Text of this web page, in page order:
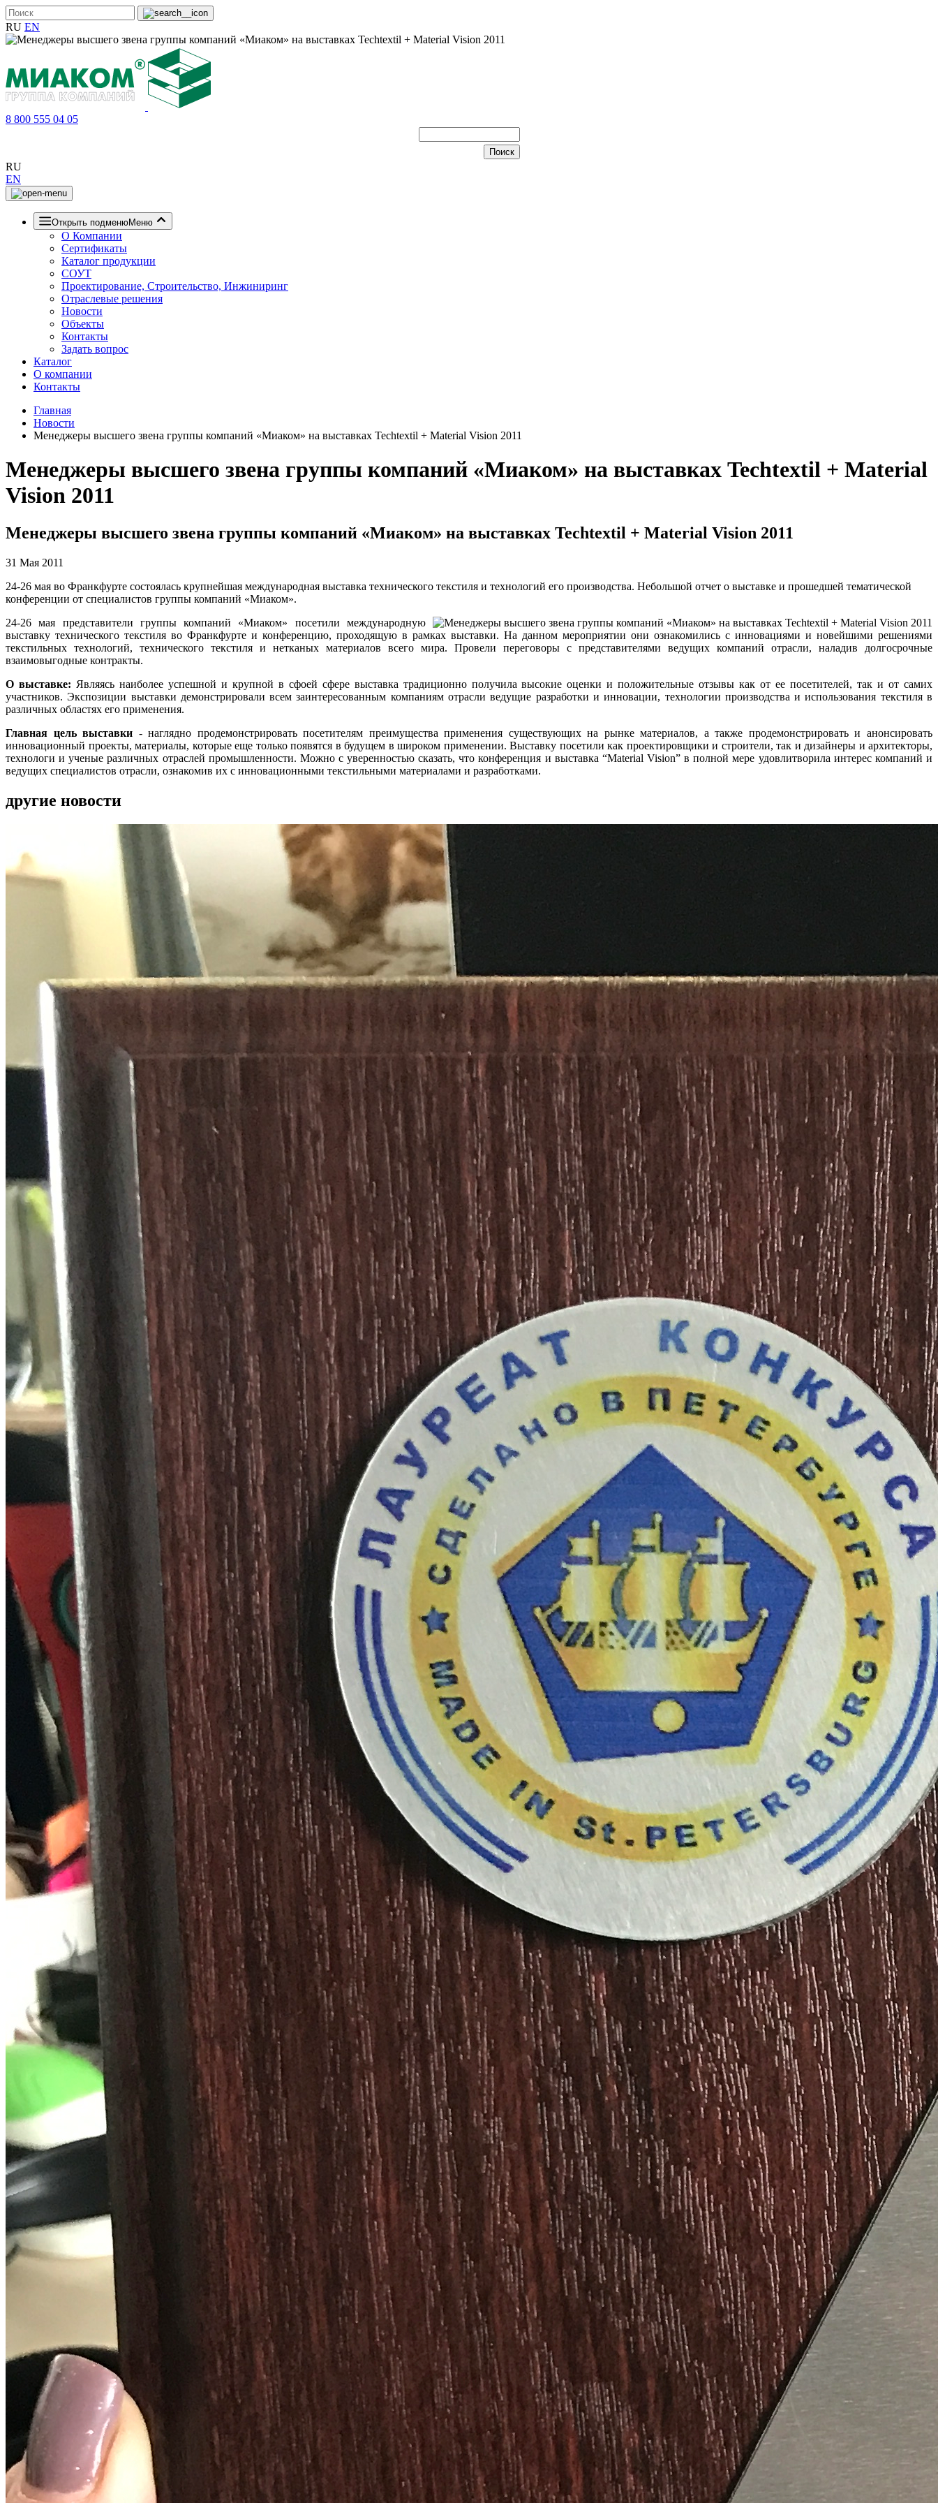
RU EN
8 800 555 04 05
RU
EN
Открыть подменюМеню
О Компании
Сертификаты
Каталог продукции
СОУТ
Проектирование, Строительство, Инжиниринг
Отраслевые решения
Новости
Объекты
Контакты
Задать вопрос
Каталог
О компании
Контакты
Главная
Новости
Менеджеры высшего звена группы компаний «Миаком» на выставках Techtextil + Material Vision 2011
Менеджеры высшего звена группы компаний «Миаком» на выставках Techtextil + Material
Vision 2011
Менеджеры высшего звена группы компаний «Миаком» на выставках Techtextil + Material Vision 2011
31 Мая 2011
24-26 мая во Франкфурте состоялась крупнейшая международная выставка технического текстиля и технологий его производства. Небольшой отчет о выставке и прошедшей тематической
конференции от специалистов группы компаний «Миаком».
24-26 мая представители группы компаний «Миаком» посетили международную
выставку технического текстиля во Франкфурте и конференцию, проходящую в рамках выставки. На данном мероприятии они ознакомились с инновациями и новейшими решениями
текстильных технологий, технического текстиля и нетканых материалов всего мира. Провели переговоры с представителями ведущих компаний отрасли, наладив долгосрочные
взаимовыгодные контракты.
О выставке: Являясь наиболее успешной и крупной в сфоей сфере выставка традиционно получила высокие оценки и положительные отзывы как от ее посетителей, так и от самих
участников. Экспозиции выставки демонстрировали всем заинтересованным компаниям отрасли ведущие разработки и инновации, технологии производства и использования текстиля в
различных областях его применения.
Главная цель выставки - наглядно продемонстрировать посетителям преимущества применения существующих на рынке материалов, а также продемонстрировать и анонсировать
инновационный проекты, материалы, которые еще только появятся в будущем в широком применении. Выставку посетили как проектировщики и строители, так и дизайнеры и архитекторы,
технологи и ученые различных отраслей промышленности. Можно с уверенностью сказать, что конференция и выставка “Material Vision” в полной мере удовлитворила интерес компаний и
ведущих специалистов отрасли, ознакомив их с инновационными текстильными материалами и разработками.
другие новости